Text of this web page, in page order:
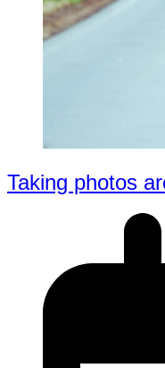
Taking photos